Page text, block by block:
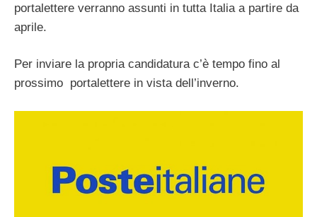
portalettere verranno assunti in tutta Italia a partire da
aprile.
Per inviare la propria candidatura c’è tempo fino al
prossimo portalettere in vista dell’inverno.